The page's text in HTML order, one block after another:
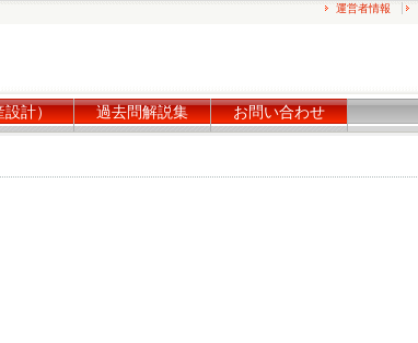
運営者情報
設計） 過去問解説集 お問い合わせ